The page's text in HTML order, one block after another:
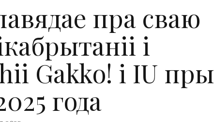
пра сваю
і
Gakko! і IU пры
года